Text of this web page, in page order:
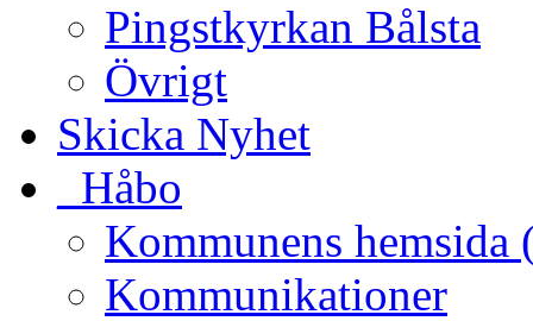
Pingstkyrkan Bålsta
Övrigt
Skicka Nyhet
_Håbo
Kommunens hemsida
Kommunikationer